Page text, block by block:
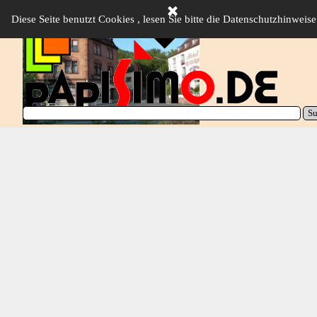
Diese Seite benutzt Cookies , lesen Sie bitte die
Menü überspringen